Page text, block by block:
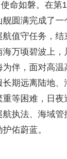
命如磐。在第
舰圆满完成了
航值守任务，
万顷碧波上，
为伴，面对高
期远离陆地、
等困难，日夜
航执法、海域
佑蔚蓝。